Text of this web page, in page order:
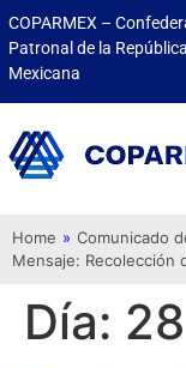
COPARMEX –
Patronal de la República
Mexicana
Home » Comunicado
Mensaje: Recolección
Día: